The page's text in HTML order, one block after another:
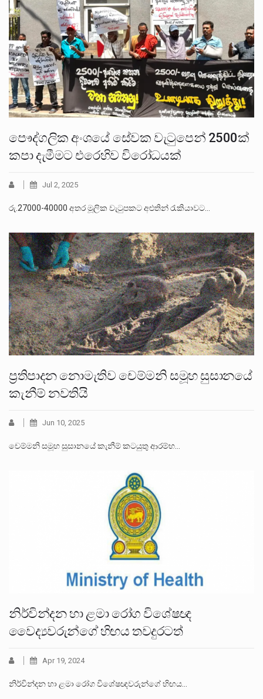
පෞද්ගලික අංශයේ සේවක වැටුපෙන් 2500ක්
කපා දැමීමට එරෙහිව විරෝධයක්
Jul 2, 2025
රු.27000-40000 අතර මූලික වැටුපකට අළුතින් රැකියාවට…
ප්‍රතිපාදන නොමැතිව චෙම්මනි සමූහ සුසානයේ
කැනීම් නවතියි
Jun 10, 2025
චෙම්මනි සමූහ සුසානයේ කැනීම් කටයුතු ආරම්භ…
නිර්වින්දන හා ළමා රෝග විශේෂඥ
වෛද්‍යවරුන්ගේ හිඟය තවදුරටත්
Apr 19, 2024
නිර්වින්දන හා ළමා රෝග විශේෂඥවරුන්ගේ හිඟය…